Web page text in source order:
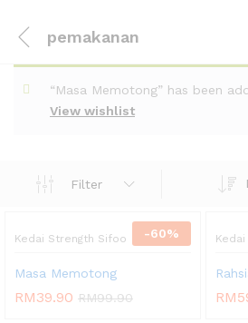
pemakanan
View wishlist
“Masa Memotong” has been
Filter
-60%
Kedai Strength Sifoo
Masa Memotong
RM39.90 RM99.90 RM